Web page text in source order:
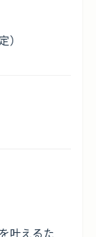
叶えるた